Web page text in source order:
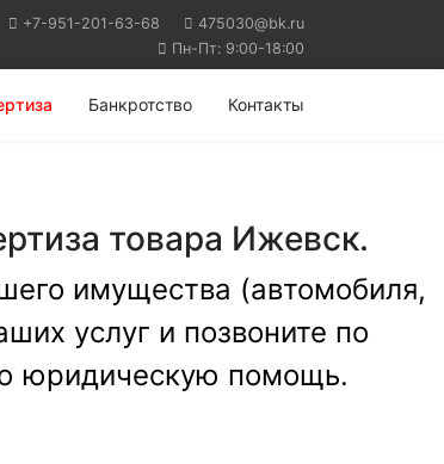
+7-951-201-63-68
475030@bk.ru
Пн-Пт: 9:00-18:00
Банкротство Контакты
товара Ижевск.
имущества (автомобиля,
услуг и позвоните по
юридическую помощь.